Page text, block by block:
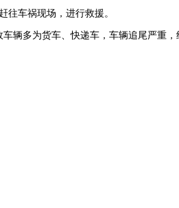
往车祸现场，进行救援。
辆多为货车、快递车，车辆追尾严重，